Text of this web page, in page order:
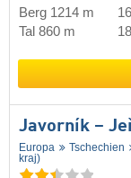
Berg 1214 m
Tal 860 m
Javorník –
Europa Tschechien
kraj)